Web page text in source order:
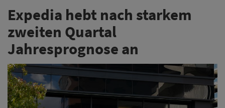
Expedia hebt nach starkem
zweiten Quartal
Jahresprognose an